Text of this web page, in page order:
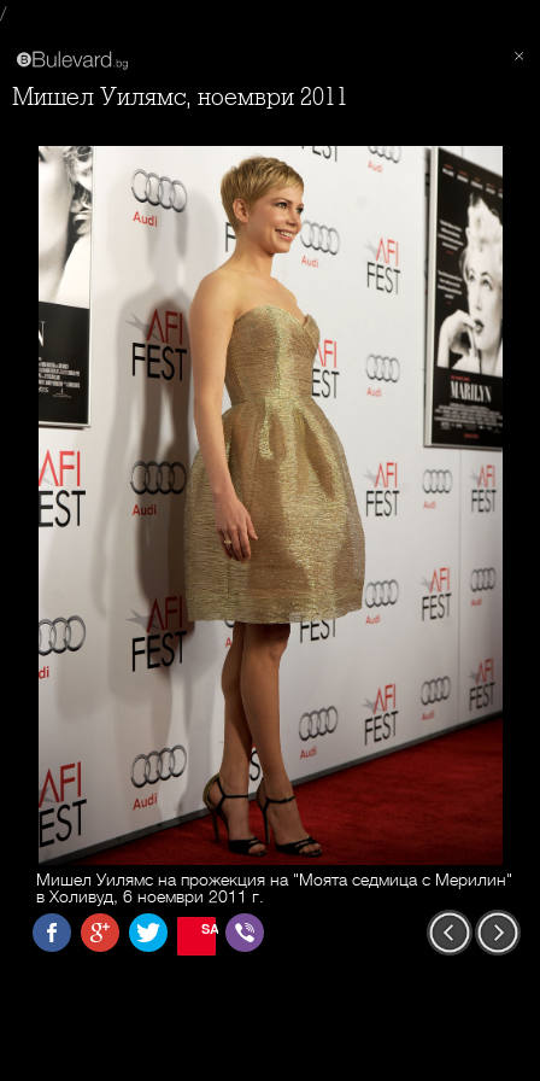
/
Мишел Уилямс, ноември 2011
Мишел Уилямс на прожекция на "Моята седмица с Мерилин"
в Холивуд, 6 ноември 2011 г.
SAVE